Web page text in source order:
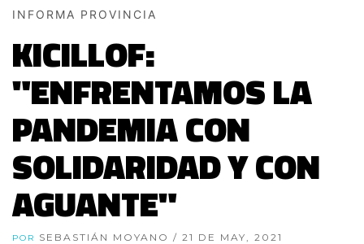
INFORMA PROVINCIA
KICILLOF:
"ENFRENTAMOS LA
PANDEMIA CON
SOLIDARIDAD Y CON
AGUANTE"
POR SEBASTIÁN MOYANO / 21 DE MAY, 2021